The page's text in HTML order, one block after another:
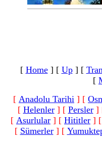
[ Home] [ Up] [
[
[ Anadolu Tarihi ] [
[ Helenler] [ Persler]
[ Asurlular ] [ Hititler ] [
[ Sümerler] [